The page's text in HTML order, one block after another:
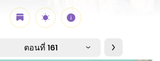
ตอนที่ 161